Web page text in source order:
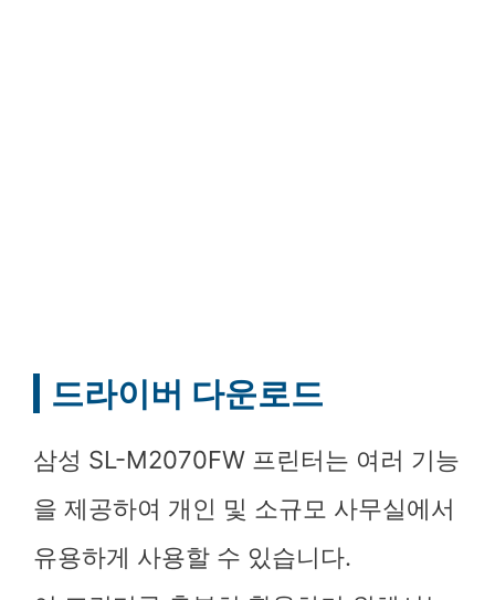
드라이버 다운로드
삼성 SL-M2070FW 프린터는 여러 기능
을 제공하여 개인 및 소규모 사무실에서
유용하게 사용할 수 있습니다.